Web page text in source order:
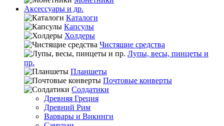
Аксессуары и др.
Каталоги
Капсулы
Холдеры
Чистящие средства
Лупы, весы, пинцеты и
пр.
Планшеты
Почтовые конверты
Солдатики
Древняя Греция
Древний Рим
Варвары и Викинги